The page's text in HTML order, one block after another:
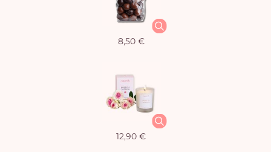
8,50 €
12,90 €